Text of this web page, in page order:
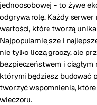
jednoosobowej - to żywe
odgrywa rolę. Każdy serwer
wartości, które tworzą
Najpopularniejsze i
nie tylko liczą graczy, ale
bezpieczeństwem i
którymi będziesz budować
tworzyć wspomnienia,
wieczoru.